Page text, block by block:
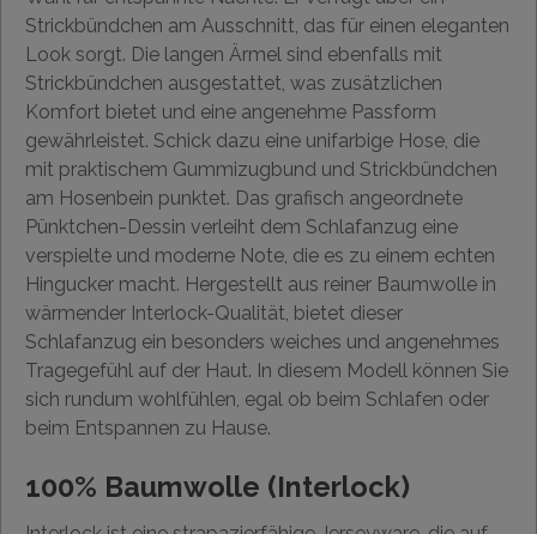
Strickbündchen am Ausschnitt, das für einen eleganten
Look sorgt. Die langen Ärmel sind ebenfalls mit
Strickbündchen ausgestattet, was zusätzlichen
Komfort bietet und eine angenehme Passform
gewährleistet. Schick dazu eine unifarbige Hose, die
mit praktischem Gummizugbund und Strickbündchen
am Hosenbein punktet. Das grafisch angeordnete
Pünktchen-Dessin verleiht dem Schlafanzug eine
verspielte und moderne Note, die es zu einem echten
Hingucker macht. Hergestellt aus reiner Baumwolle in
wärmender Interlock-Qualität, bietet dieser
Schlafanzug ein besonders weiches und angenehmes
Tragegefühl auf der Haut. In diesem Modell können Sie
sich rundum wohlfühlen, egal ob beim Schlafen oder
beim Entspannen zu Hause.
100% Baumwolle (Interlock)